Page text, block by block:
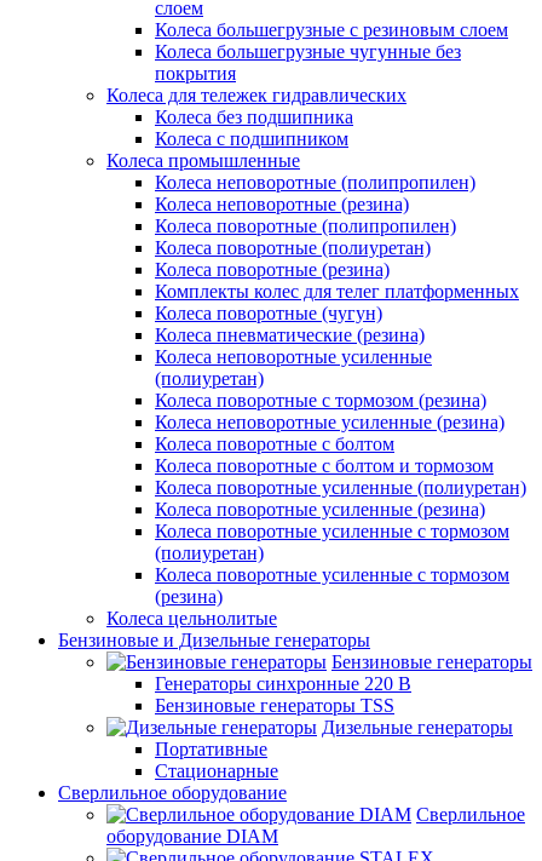
слоем
Колеса большегрузные с резиновым слоем
Колеса большегрузные чугунные без
покрытия
Колеса для тележек гидравлических
Колеса без подшипника
Колеса с подшипником
Колеса промышленные
Колеса неповоротные (полипропилен)
Колеса неповоротные (резина)
Колеса поворотные (полипропилен)
Колеса поворотные (полиуретан)
Колеса поворотные (резина)
Комплекты колес для телег платформенных
Колеса поворотные (чугун)
Колеса пневматические (резина)
Колеса неповоротные усиленные
(полиуретан)
Колеса поворотные c тормозом (резина)
Колеса неповоротные усиленные (резина)
Колеса поворотные с болтом
Колеса поворотные с болтом и тормозом
Колеса поворотные усиленные (полиуретан)
Колеса поворотные усиленные (резина)
Колеса поворотные усиленные с тормозом
(полиуретан)
Колеса поворотные усиленные с тормозом
(резина)
Колеса цельнолитые
Бензиновые и Дизельные генераторы
Бензиновые генераторы
Генераторы синхронные 220 В
Бензиновые генераторы TSS
Дизельные генераторы
Портативные
Стационарные
Сверлильное оборудование
Сверлильное
оборудование DIAM